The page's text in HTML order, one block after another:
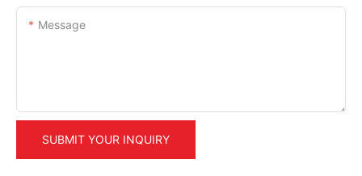
Message
SUBMIT YOUR INQUIRY